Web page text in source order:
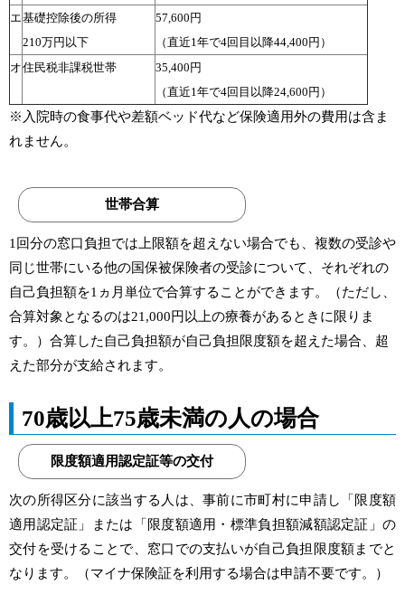
エ基礎控除後の所得
210万円以下
57,600円
（直近1年で4回目以降44,400円）
オ住民税非課税世帯
35,400円
（直近1年で4回目以降24,600円）
※入院時の食事代や差額ベッド代など保険適用外の費用は含ま
れません。
世帯合算
1回分の窓口負担では上限額を超えない場合でも、複数の受診や
同じ世帯にいる他の国保被保険者の受診について、それぞれの
自己負担額を1ヵ月単位で合算することができます。（ただし、
合算対象となるのは21,000円以上の療養があるときに限りま
す。）合算した自己負担額が自己負担限度額を超えた場合、超
えた部分が支給されます。
70歳以上75歳未満の人の場合
限度額適用認定証等の交付
次の所得区分に該当する人は、事前に市町村に申請し「限度額
適用認定証」または「限度額適用・標準負担額減額認定証」の
交付を受けることで、窓口での支払いが自己負担限度額までと
なります。（マイナ保険証を利用する場合は申請不要です。）